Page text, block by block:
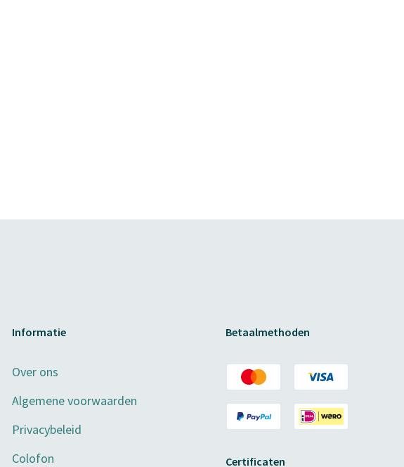
Informatie
Over ons
Algemene voorwaarden
Privacybeleid
Colofon
Betaalmethoden
Certificaten